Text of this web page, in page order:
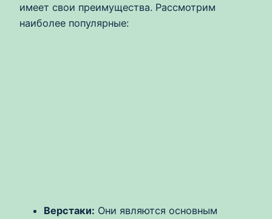
имеет свои преимущества. Рассмотрим
наиболее популярные:
Верстаки: Они являются основным